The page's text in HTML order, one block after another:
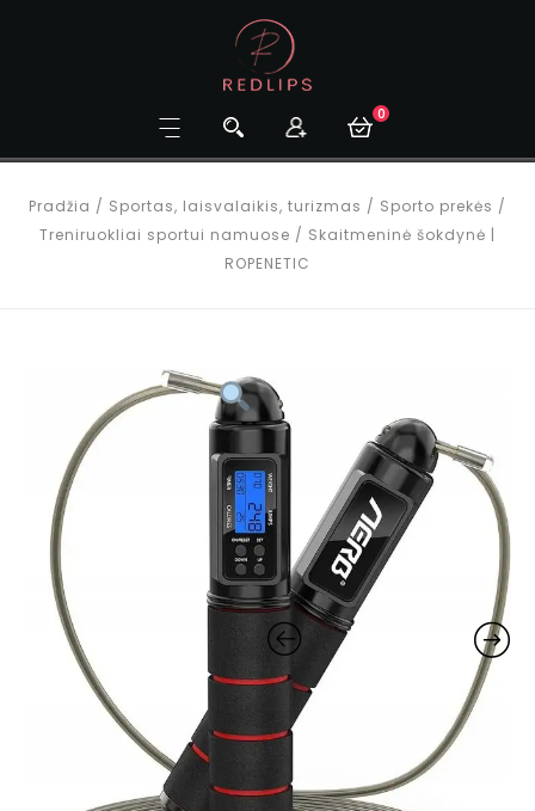
0
Pradžia / Sportas, laisvalaikis, turizmas / Sporto prekės /
Treniruokliai sportui namuose / Skaitmeninė šokdynė |
ROPENETIC